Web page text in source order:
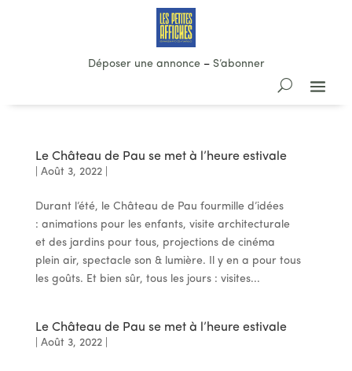
Déposer une annonce– S’abonner
Le Château de Pau se met à l’heure estivale
Août 3, 2022|
Durant l’été, le Château de Pau fourmille d’idées
: animations pour les enfants, visite architecturale
et des jardins pour tous, projections de cinéma
plein air, spectacle son & lumière. Il y en a pour tous
les goûts. Et bien sûr, tous les jours : visites...
Le Château de Pau se met à l’heure estivale
Août 3, 2022|